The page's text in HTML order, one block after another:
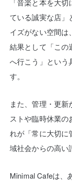
ている誠実な店」
イズがない空間は
結果として「この
へ行こう」という
す。
また、管理・更
ストや臨時休業
れが「常に大切
域社会からの高い
Minimal Cafeは、